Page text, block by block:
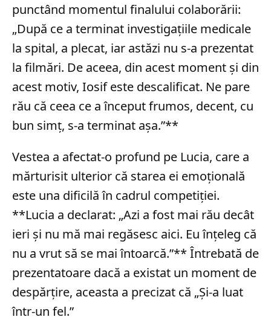
punctând momentul finalului colaborării:
„După ce a terminat investigațiile medicale
la spital, a plecat, iar astăzi nu s-a prezentat
la filmări. De aceea, din acest moment și din
acest motiv, Iosif este descalificat. Ne pare
rău că ceea ce a început frumos, decent, cu
bun simț, s-a terminat așa.”**
Vestea a afectat-o profund pe Lucia, care a
mărturisit ulterior că starea ei emoțională
este una dificilă în cadrul competiției.
**Lucia a declarat: „Azi a fost mai rău decât
ieri și nu mă mai regăsesc aici. Eu înțeleg că
nu a vrut să se mai întoarcă.”** Întrebată de
prezentatoare dacă a existat un moment de
despărțire, aceasta a precizat că „Și-a luat
într-un fel.”